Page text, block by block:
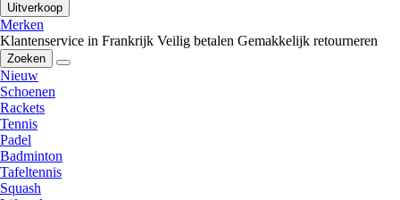
Uitverkoop
Merken
Klantenservice in Frankrijk Veilig betalen Gemakkelijk retourneren
Zoeken
Nieuw
Schoenen
Rackets
Tennis
Padel
Badminton
Tafeltennis
Squash